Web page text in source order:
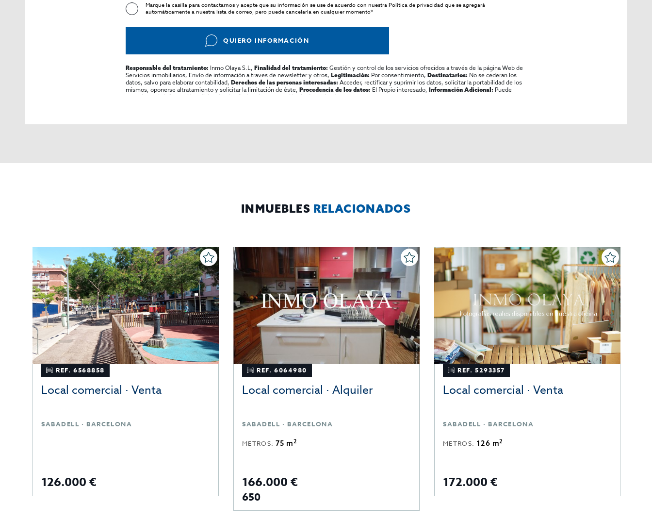
Marque la casilla para contactarnos y acepte que su información se use de acuerdo con nuestraPolítica de privacidad que se agregará
automáticamente a nuestra lista de correo, pero puede cancelarla en cualquier momento*
QUIERO INFORMACIÓN
Responsable del tratamiento: Inmo Olaya S.L, Finalidad del tratamiento: Gestión y control de los servicios ofrecidos a través de la página Web de
Servicios inmobiliarios, Envío de información a traves de newsletter y otros, Legitimación: Por consentimiento, Destinatarios: No se cederan los
datos, salvo para elaborar contabilidad, Derechos de las personas interesadas: Acceder, rectificar y suprimir los datos, solicitar la portabilidad de los
mismos, oponerse altratamiento y solicitar la limitación de éste, Procedencia de los datos: El Propio interesado, Información Adicional: Puede
consultarse la información adicional y detallada sobre protección de datos
Aquí.
INMUEBLES RELACIONADOS
REF. 6568858
Local comercial · Venta
SABADELL · BARCELONA
126.000 €
REF. 6064980
Local comercial · Alquiler
SABADELL · BARCELONA
METROS:75 m2
166.000 €
650
REF. 5293357
Local comercial · Venta
SABADELL · BARCELONA
METROS: 126 m2
172.000 €